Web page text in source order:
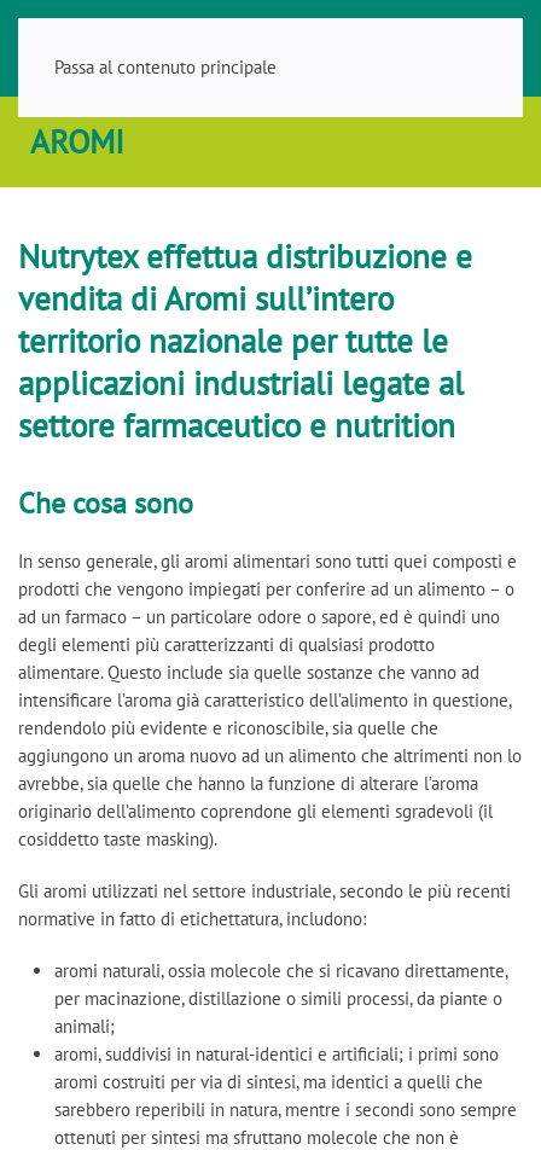
Passa al contenuto principale
AROMI
Nutrytex effettua distribuzione e
vendita di Aromi sull’intero
territorio nazionale per tutte le
applicazioni industriali legate al
settore farmaceutico e nutrition
Che cosa sono
In senso generale, gli aromi alimentari sono tutti quei composti e
prodotti che vengono impiegati per conferire ad un alimento – o
ad un farmaco – un particolare odore o sapore, ed è quindi uno
degli elementi più caratterizzanti di qualsiasi prodotto
alimentare. Questo include sia quelle sostanze che vanno ad
intensificare l’aroma già caratteristico dell’alimento in questione,
rendendolo più evidente e riconoscibile, sia quelle che
aggiungono un aroma nuovo ad un alimento che altrimenti non lo
avrebbe, sia quelle che hanno la funzione di alterare l’aroma
originario dell’alimento coprendone gli elementi sgradevoli (il
cosiddetto taste masking).
Gli aromi utilizzati nel settore industriale, secondo le più recenti
normative in fatto di etichettatura, includono:
aromi naturali, ossia molecole che si ricavano direttamente,
per macinazione, distillazione o simili processi, da piante o
animali;
aromi, suddivisi in natural-identici e artificiali; i primi sono
aromi costruiti per via di sintesi, ma identici a quelli che
sarebbero reperibili in natura, mentre i secondi sono sempre
ottenuti per sintesi ma sfruttano molecole che non è